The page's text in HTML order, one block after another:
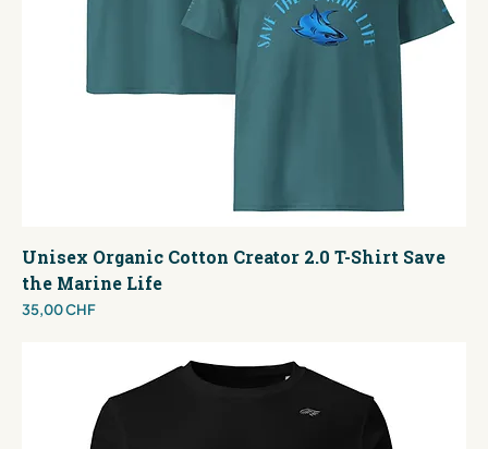
Unisex Organic Cotton Creator 2.0 T-Shirt Save
the Marine Life
Preis
35,00 CHF